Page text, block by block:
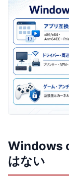
Windows
はない